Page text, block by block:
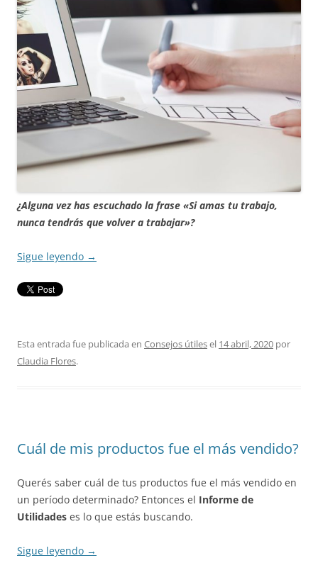
¿Alguna vez has escuchado la frase «Si amas tu trabajo,
nunca tendrás que volver a trabajar»?
Sigue leyendo →
Esta entrada fue publicada en Consejos útilesel 14 abril, 2020 por
Claudia Flores.
Cuál de mis productos fue el más vendido?
Querés saber cuál de tus productos fue el más vendido en
un período determinado? Entonces el Informe de
Utilidades es lo que estás buscando.
Sigue leyendo →